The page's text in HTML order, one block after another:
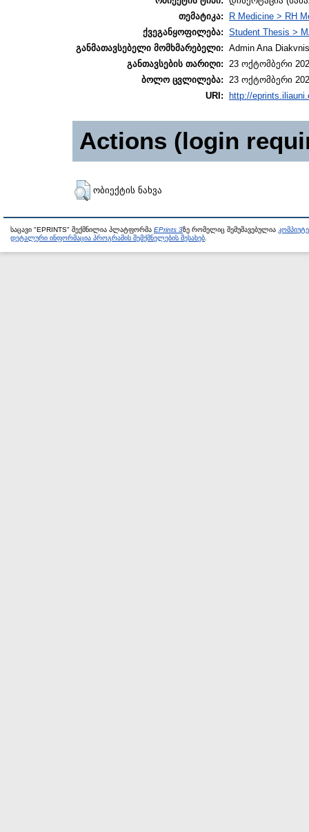
თემატიკა:
R Medicine > RH
ქვეგანყოფილება: Student Thesis >
განმათავსებელი მომხმარებელი: Admin Ana
განთავსების თარიღი: 23 ოქტომბერი
ბოლო ცვლილება: 23 ოქტომბერი
URI:
http://
Actions (login
ობიექტის ნახვა
საცავი "EPRINTS" შექმნილია პლატფორმა EPrints 3ზე რომელიც შემუშავებულია
დეტალური ინფორმაცია პროგრამის შემქმნელების შესახებ.